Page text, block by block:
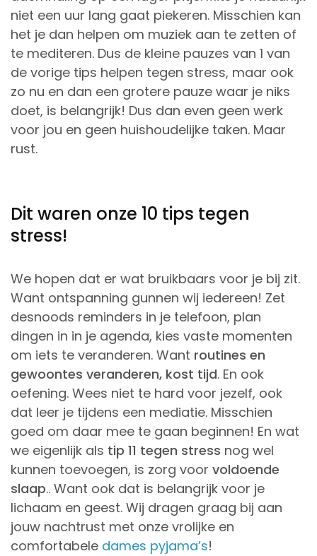
niet een uur lang gaat piekeren. Misschien kan
het je dan helpen om muziek aan te zetten of
te mediteren. Dus de kleine pauzes van 1 van
de vorige tips helpen tegen stress, maar ook
zo nu en dan een grotere pauze waar je niks
doet, is belangrijk! Dus dan even geen werk
voor jou en geen huishoudelijke taken. Maar
rust.
Dit waren onze 10 tips tegen
stress!
We hopen dat er wat bruikbaars voor je bij zit.
Want ontspanning gunnen wij iedereen! Zet
desnoods reminders in je telefoon, plan
dingen in in je agenda, kies vaste momenten
om iets te veranderen. Want routines en
gewoontes veranderen, kost tijd. En ook
oefening. Wees niet te hard voor jezelf, ook
dat leer je tijdens een mediatie. Misschien
goed om daar mee te gaan beginnen! En wat
we eigenlijk als tip 11 tegen stress nog wel
kunnen toevoegen, is zorg voor voldoende
slaap.. Want ook dat is belangrijk voor je
lichaam en geest. Wij dragen graag bij aan
jouw nachtrust met onze vrolijke en
comfortabele dames pyjama’s!